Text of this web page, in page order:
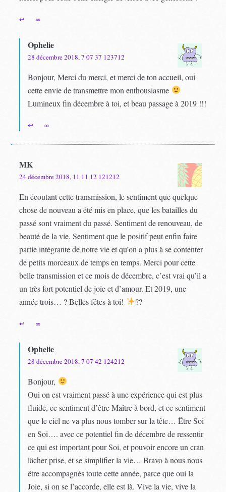
↩ ∞
Ophelie
28 décembre 2018, 7 07 37 123712
Bonjour, Merci du merci, et merci de ton accueil, oui
cette envie de transmettre mon enthousiasme
Lumineux fin décembre à toi, et beau passage à 2019 !!!
↩ ∞
MK
24 décembre 2018, 11 11 12 121212
En écoutant cette transmission, le sentiment que quelque
chose de nouveau a été mis en place, que les batailles du
passé sont vraiment du passé. Sentiment de renouveau, de
beauté de la vie. Sentiment que le positif peut enfin faire
partie intégrante de notre vie et qu’on a plus à se contenter
de petits morceaux de temps en temps. Merci pour cette
belle transmission et ce mois de décembre, c’est vrai qu’il a
un très fort potentiel de joie et d’amour. Et 2019, une
année trois… ? Belles fêtes à toi!
??
↩ ∞
Ophelie
28 décembre 2018, 7 07 42 124212
Bonjour,
Oui on est vraiment passé à une expérience qui est plus
fluide, ce sentiment d’être Maître à bord, et ce sentiment
que le ciel ne va plus nous tomber sur la tête… Être Soi
en Soi…. avec ce potentiel fin de décembre de ressentir
ce qui est important pour Soi, et pouvoir encore un cran
lâcher prise, et se simplifier la vie… Bravo à nous nous
être accompagnés toute cette année, parce que oui la
Joie, si on se l’accorde, elle est là. Vive la vie, vive la